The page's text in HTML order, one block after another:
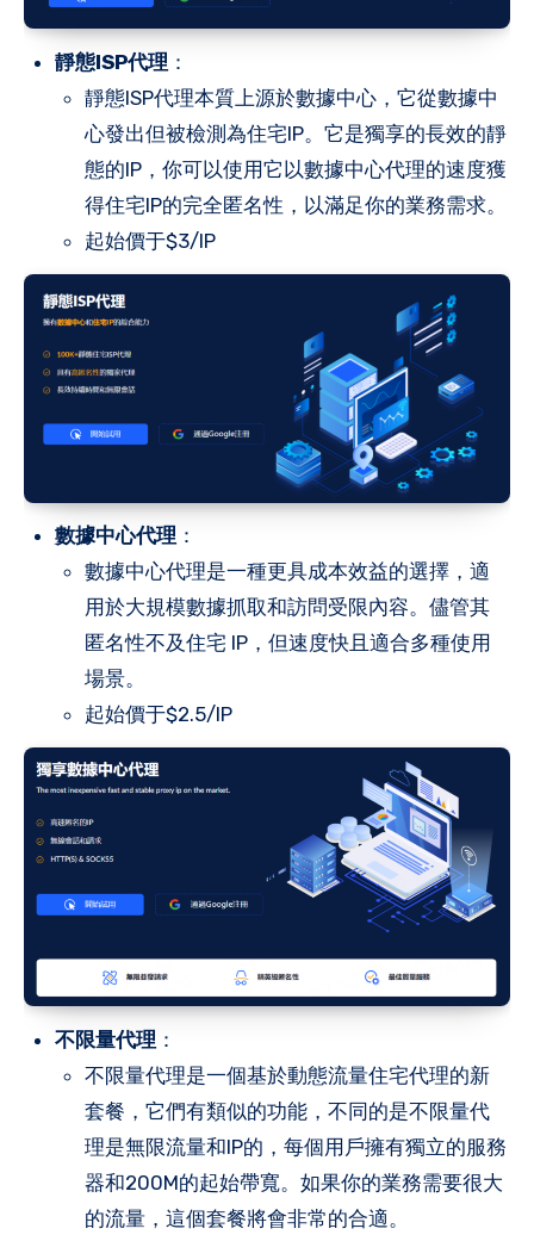
靜態ISP代理 ：
靜態ISP代理本質上源於數據中心，它從數據中
心發出但被檢測為住宅IP。它是獨享的長效的靜
態的IP，你可以使用它以數據中心代理的速度獲
得住宅IP的完全匿名性，以滿足你的業務需求。
起始價于$3/IP
數據中心代理 ：
數據中心代理是一種更具成本效益的選擇，適
用於大規模數據抓取和訪問受限內容。儘管其
匿名性不及住宅 IP，但速度快且適合多種使用
場景。
起始價于$2.5/IP
不限量代理 ：
不限量代理是一個基於動態流量住宅代理的新
套餐，它們有類似的功能，不同的是不限量代
理是無限流量和IP的，每個用戶擁有獨立的服務
器和200M的起始帶寬。如果你的業務需要很大
的流量，這個套餐將會非常的合適。